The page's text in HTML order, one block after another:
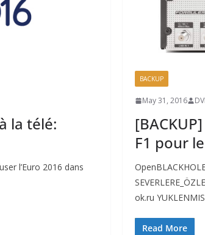
la télé:
l’Euro 2016 dans
BACKUP
May 31, 2016
F1 pour
ok.ru
Read More